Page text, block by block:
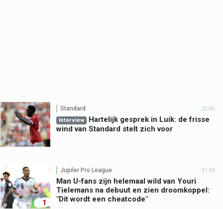
Standard 22:00
Interview
Hartelijk gesprek in Luik: de frisse
wind van Standard stelt zich voor
1
Jupiler Pro League 21:30
Man U-fans zijn helemaal wild van Youri
Tielemans na debuut en zien droomkoppel:
"Dit wordt een cheatcode"